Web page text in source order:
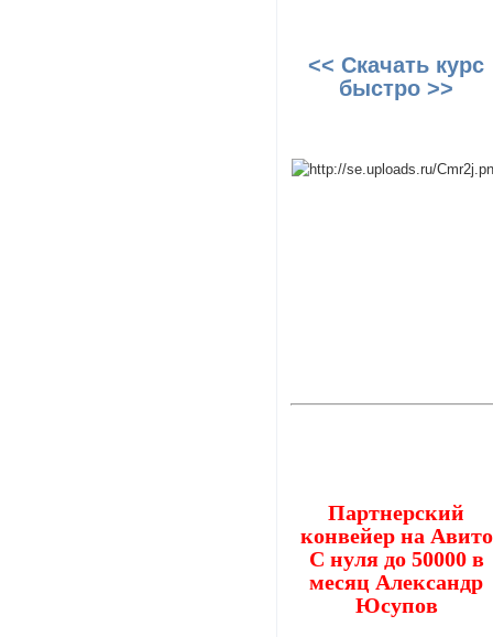
<< Скачать курс
быстро >>
Партнерский
конвейер на Авито
С нуля до 50000 в
месяц Александр
Юсупов